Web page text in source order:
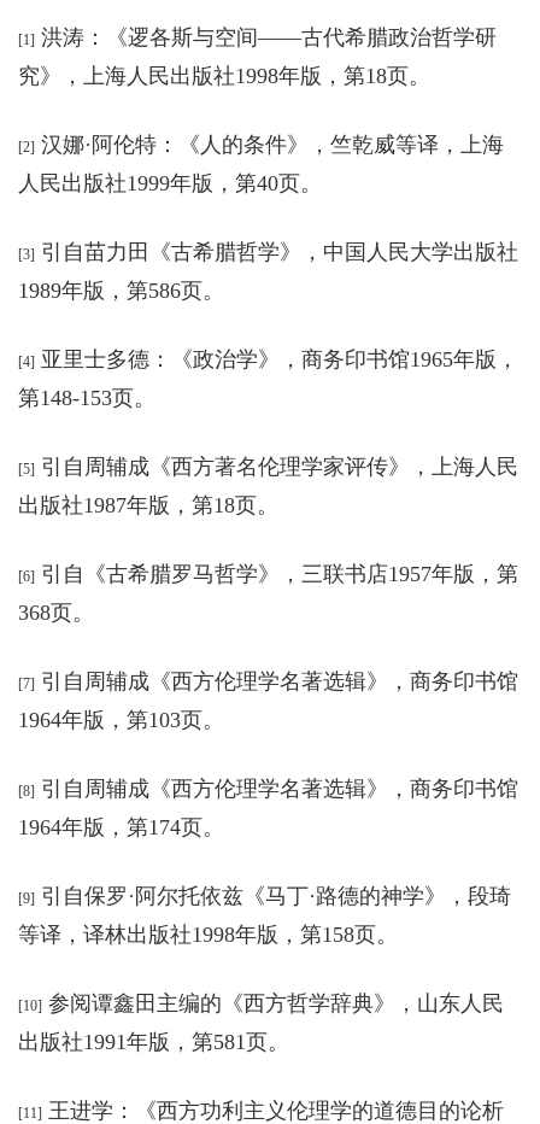
[1] 洪涛：《逻各斯与空间——古代希腊政治哲学研
究》， 上海人民出版社1998年版，第18页。
[2] 汉娜·阿伦特：《人的条件》，竺乾威等译，上海
人民出版社1999年版，第40页。
[3] 引自苗力田《古希腊哲学》， 中国人民大学出版社
1989年版，第586页。
[4] 亚里士多德：《政治学》， 商务印书馆1965年版，
第148-153页。
[5] 引自周辅成《西方著名伦理学家评传》， 上海人民
出版社1987年版，第18页。
[6] 引自《古希腊罗马哲学》， 三联书店1957年版，第
368页。
[7] 引自 周辅成《西方伦理学名著选辑》， 商务印书馆
1964年版，第103页。
[8] 引自 周辅成《西方伦理学名著选辑》， 商务印书馆
1964年版，第174页。
[9] 引自保罗·阿尔托依兹《马丁·路德的神学》， 段琦
等译，译林出版社1998年版，第158页。
[10] 参阅谭鑫田主编的《西方哲学辞典》， 山东人民
出版社1991年版，第581页。
[11] 王进学：《西方功利主义伦理学的道德目的论析